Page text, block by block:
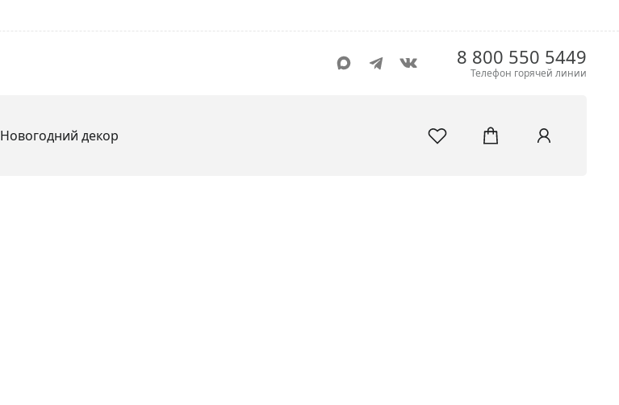
8 800 550 5449
Телефон горячей линии
Новогодний декор